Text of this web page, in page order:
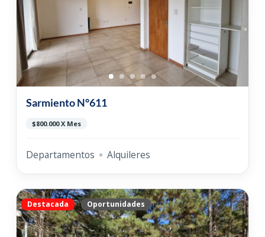
Sarmiento N°611
$800.000 X Mes
Departamentos Alquileres
Destacada Oportunidades